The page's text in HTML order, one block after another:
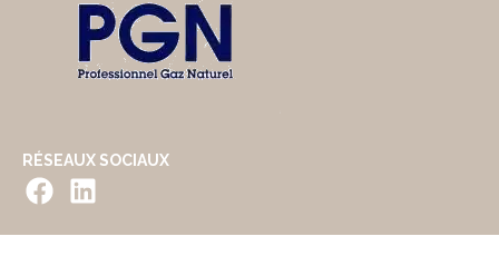
RÉSEAUX SOCIAUX